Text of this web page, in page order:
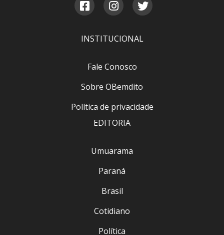
INSTITUCIONAL
Fale Conosco
Sobre OBemdito
Política de privacidade
EDITORIA
Umuarama
Paraná
Brasil
Cotidiano
Política